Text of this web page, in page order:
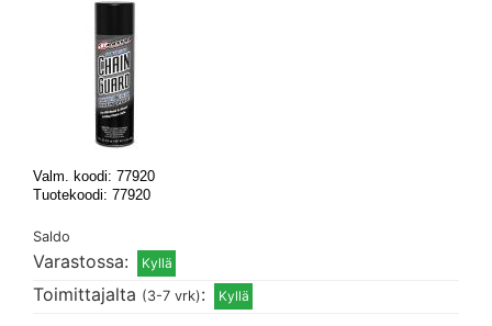
Valm. koodi: 77920
Tuotekoodi: 77920
Saldo
Varastossa:
Toimittajalta (3-7 vrk):